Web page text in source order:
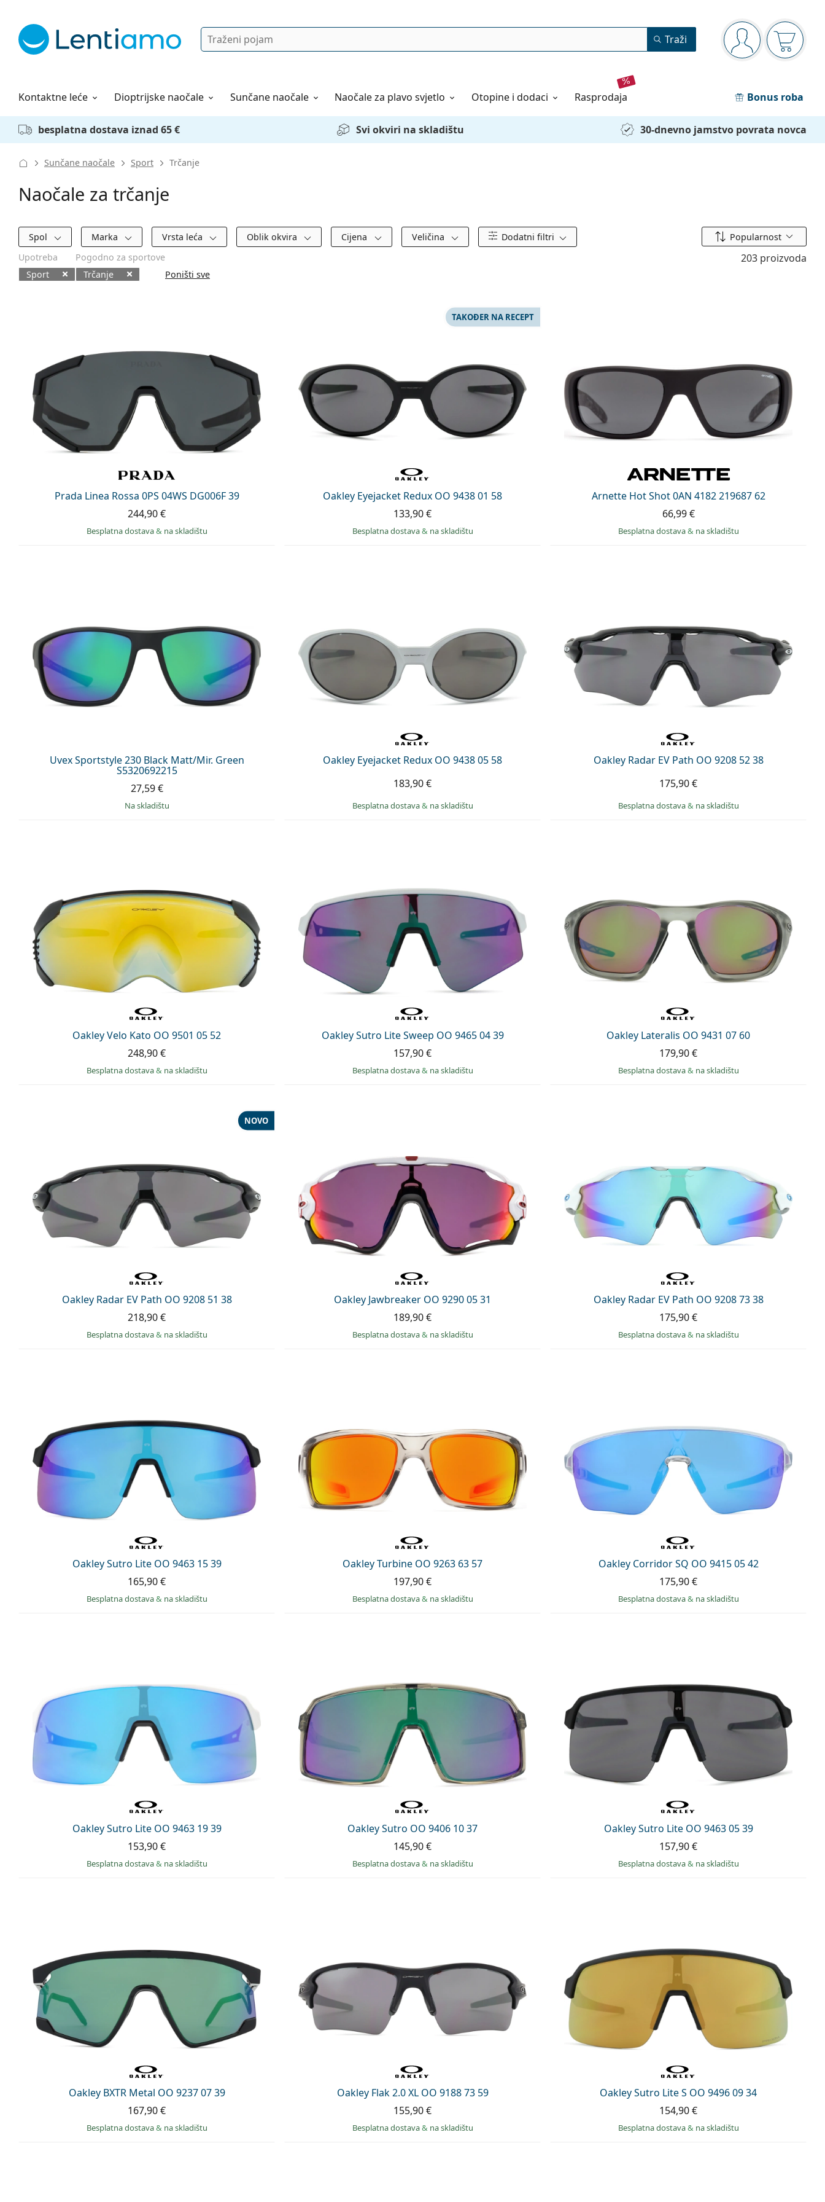
Navigacijska ploča
ste prijavljeni
Pretraga Traži
Kontaktne leće
Otopine za leće Dioptrijske naočale Sunčane naočale Naočaleza plavo svjetlo Otopine i dodaci rasprodaja Bonus roba
Sve o kupovini
besplatna dostava iznad 65 € Svi okviri na skladištu 30-dnevno jamstvo povrata novca
Sunčane naočale Sport Trčanje
Naočale za trčanje
Filtri
Spol Marka Vrsta leća Oblik okvira Cijena Veličina Dodatni filtri Sortiraj prema
Popularnost
Upotreba
Sport
Pogodno za sportove
Trčanje
Poništi sve
203 proizvoda
Prada Linea Rossa 0PS 04WS DG006F 39
244,90 €
Besplatna dostava& na skladištu
Oakley Eyejacket Redux OO 9438 01 58
TAKOĐER NA RECEPT
133,90 €
Besplatna dostava& na skladištu
Arnette Hot Shot 0AN 4182 219687 62
66,99 €
Besplatna dostava& na skladištu
Uvex Sportstyle 230 Black Matt/Mir. Green
S5320692215
27,59 €
na skladištu
Oakley Eyejacket Redux OO 9438 05 58
183,90 €
Besplatna dostava& na skladištu
Oakley Radar EV Path OO 9208 52 38
175,90 €
Besplatna dostava& na skladištu
Oakley Velo Kato OO 9501 05 52
248,90 €
Besplatna dostava& na skladištu
Oakley Sutro Lite Sweep OO 9465 04 39
157,90 €
Besplatna dostava& na skladištu
Oakley Lateralis OO 9431 07 60
179,90 €
Besplatna dostava& na skladištu
Oakley Radar EV Path OO 9208 51 38
NOVO
218,90 €
Besplatna dostava& na skladištu
Oakley Jawbreaker OO 9290 05 31
189,90 €
Besplatna dostava& na skladištu
Oakley Radar EV Path OO 9208 73 38
175,90 €
Besplatna dostava& na skladištu
Oakley Sutro Lite OO 9463 15 39
165,90 €
Besplatna dostava& na skladištu
Oakley Turbine OO 9263 63 57
197,90 €
Besplatna dostava& na skladištu
Oakley Corridor SQ OO 9415 05 42
175,90 €
Besplatna dostava& na skladištu
Oakley Sutro Lite OO 9463 19 39
153,90 €
Besplatna dostava& na skladištu
Oakley Sutro OO 9406 10 37
145,90 €
Besplatna dostava& na skladištu
Oakley Sutro Lite OO 9463 05 39
157,90 €
Besplatna dostava& na skladištu
Oakley BXTR Metal OO 9237 07 39
167,90 €
Besplatna dostava& na skladištu
Oakley Flak 2.0 XL OO 9188 73 59
155,90 €
Besplatna dostava& na skladištu
Oakley Sutro Lite S OO 9496 09 34
154,90 €
Besplatna dostava& na skladištu